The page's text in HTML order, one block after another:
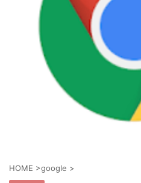
HOME >google >